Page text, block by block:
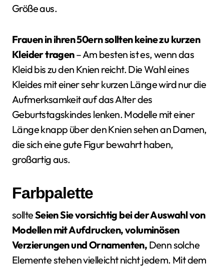
Größe aus.
Frauen in ihren 50ern sollten keine zu kurzen
Kleider tragen– Am besten ist es, wenn das
Kleid bis zu den Knien reicht. Die Wahl eines
Kleides mit einer sehr kurzen Länge wird nur die
Aufmerksamkeit auf das Alter des
Geburtstagskindes lenken. Modelle mit einer
Länge knapp über den Knien sehen an Damen,
die sich eine gute Figur bewahrt haben,
großartig aus.
Farbpalette
sollteSeien Sie vorsichtig bei der Auswahl von
Modellen mit Aufdrucken, voluminösen
Verzierungen und Ornamenten, Denn solche
Elemente stehen vielleicht nicht jedem. Mit dem